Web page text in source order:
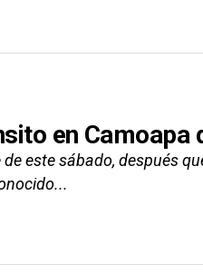
en
este sábado, después